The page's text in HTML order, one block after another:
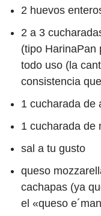
2 huevos
2 a 3
(tipo HarinaPan
todo uso (la
consistencia
1 cucharada de
1 cucharada de
sal a tu gusto
queso
cachapas (ya
el «queso